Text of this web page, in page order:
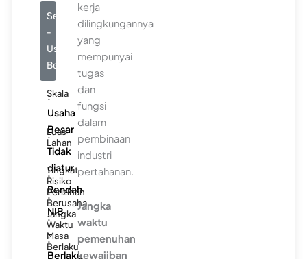
Seluruhnya
-
Usaha
Besar
Skala
:
Usaha
Besar
Luas
Lahan
:
Tidak
diatur
Tingkat
Risiko
:
Rendah
Perizinan
Berusaha
:
NIB
Jangka
Waktu
:
-
Masa
Berlaku
:
Berlaku
kerja
dilingkungannya
yang
mempunyai
tugas
dan
fungsi
dalam
pembinaan
industri
pertahanan.
Jangka
waktu
pemenuhan
kewajiban